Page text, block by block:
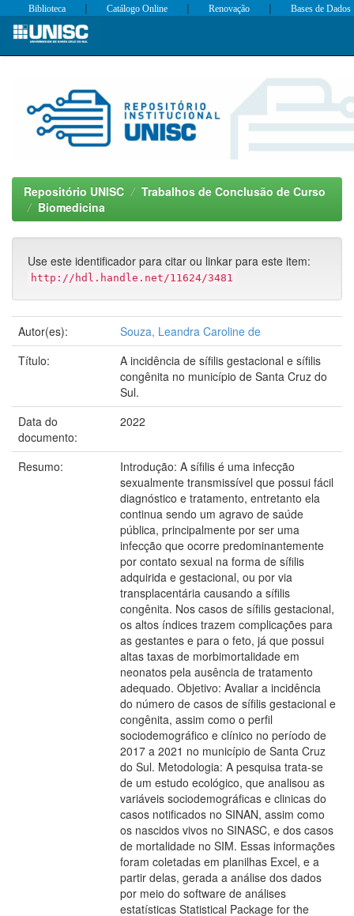
Skip
Biblioteca | Catálogo Online | Renovação | Bases de Dados
Repositório UNISC
Trabalhos de Conclusão de Curso
Biomedicina
Use este identificador para citar ou linkar para este item:
http://hdl.handle.net/11624/3481
Autor(es):
Souza, Leandra Caroline de
Título:
A incidência de sífilis gestacional e sífilis
congênita no município de Santa Cruz do
Sul.
Data do
documento:
2022
Resumo:
Introdução: A sífilis é uma infecção
sexualmente transmissível que possui fácil
diagnóstico e tratamento, entretanto ela
continua sendo um agravo de saúde
pública, principalmente por ser uma
infecção que ocorre predominantemente
por contato sexual na forma de sífilis
adquirida e gestacional, ou por via
transplacentária causando a sífilis
congênita. Nos casos de sífilis gestacional,
os altos índices trazem complicações para
as gestantes e para o feto, já que possui
altas taxas de morbimortalidade em
neonatos pela ausência de tratamento
adequado. Objetivo: Avaliar a incidência
do número de casos de sífilis gestacional e
congênita, assim como o perfil
sociodemográfico e clínico no período de
2017 a 2021 no município de Santa Cruz
do Sul. Metodologia: A pesquisa trata-se
de um estudo ecológico, que analisou as
variáveis sociodemográficas e clinicas do
casos notificados no SINAN, assim como
os nascidos vivos no SINASC, e dos casos
de mortalidade no SIM. Essas informações
foram coletadas em planilhas Excel, e a
partir delas, gerada a análise dos dados
por meio do software de análises
estatísticas Statistical Package for the